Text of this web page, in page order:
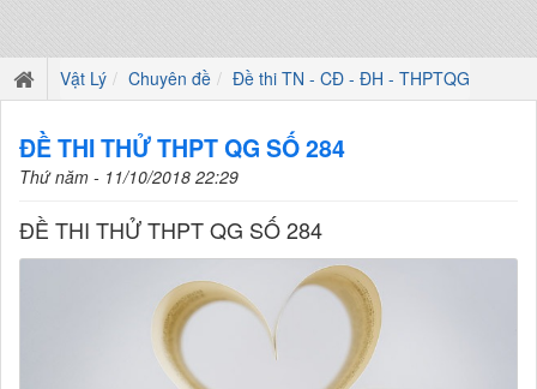
Vật Lý Chuyên đề Đề thi TN - CĐ - ĐH - THPTQG
ĐỀ THI THỬ THPT QG SỐ 284
Thứ năm - 11/10/2018 22:29
ĐỀ THI THỬ THPT QG SỐ 284